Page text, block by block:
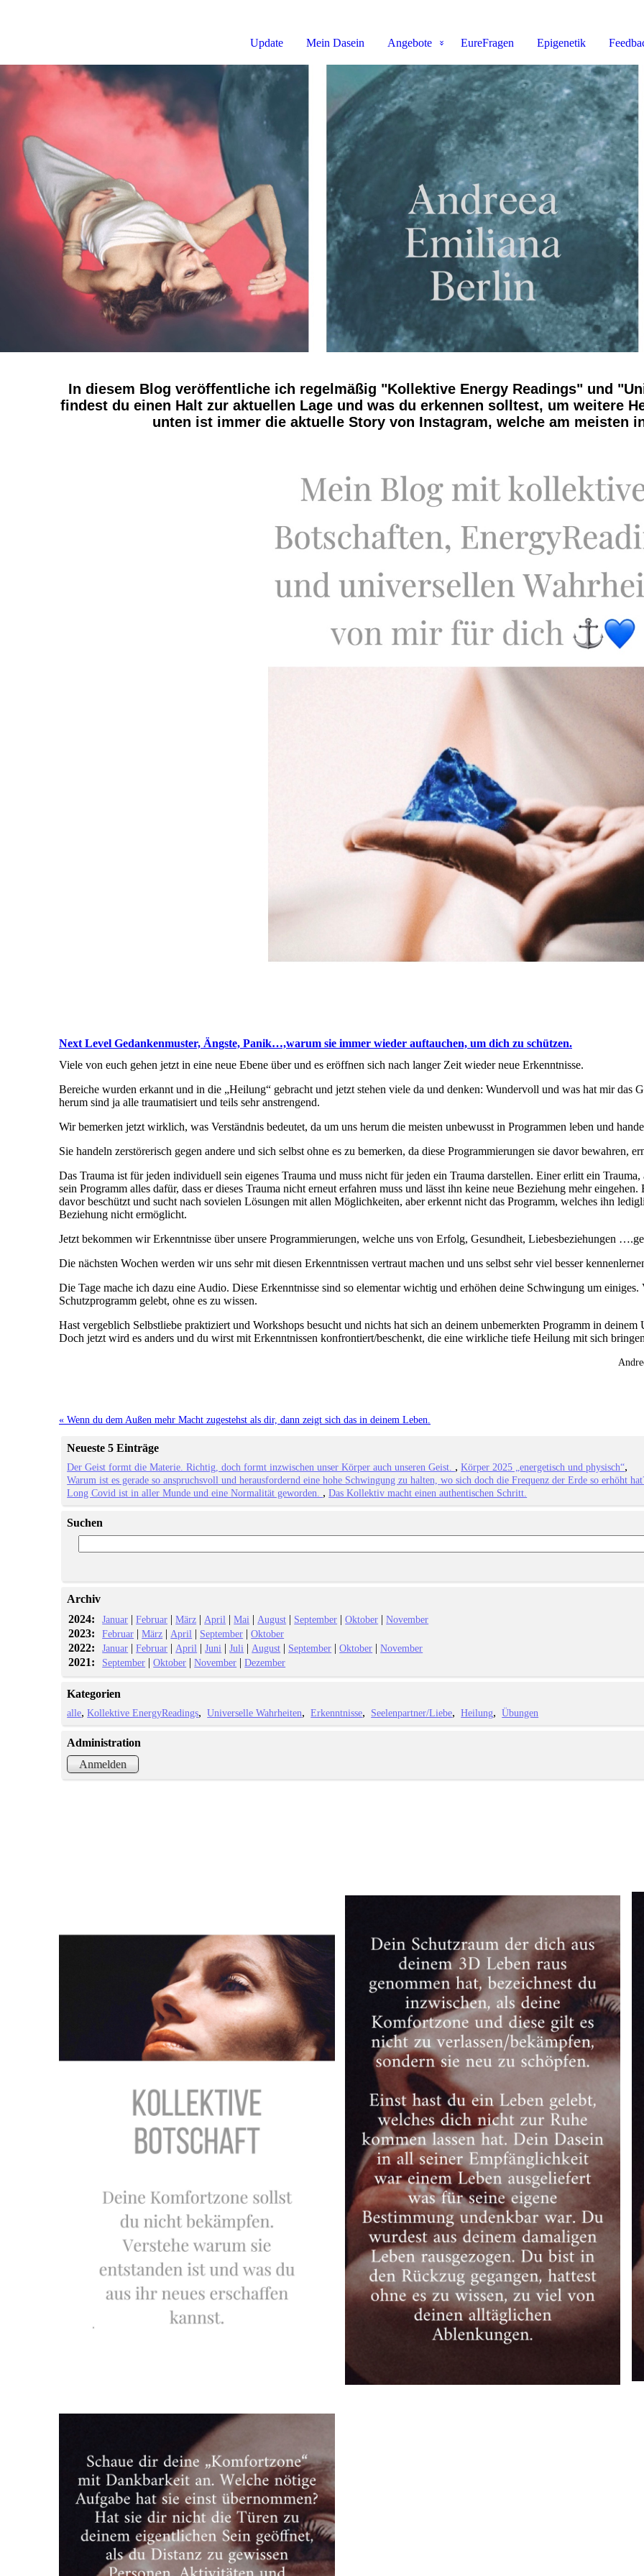
Update Mein Dasein Angebote EureFragen Epigenetik
In diesem Blog veröffentliche ich regelmäßig "Kollektive Energy Readings" und
findest du einen Halt zur aktuellen Lage und was du erkennen solltest, um weitere
unten ist immer die aktuelle Story von Instagram, welche am meisten
Next Level Gedankenmuster, Ängste, Panik…,warum sie immer wieder auftauchen, um dich zu schützen.
Viele von euch gehen jetzt in eine neue Ebene über und es eröffnen sich nach langer Zeit wieder neue Erkenntnisse.
Bereiche wurden erkannt und in die „Heilung“ gebracht und jetzt stehen viele da und denken: Wundervoll und was hat mir das
herum sind ja alle traumatisiert und teils sehr anstrengend.
Wir bemerken jetzt wirklich, was Verständnis bedeutet, da um uns herum die meisten unbewusst in Programmen leben und
Sie handeln zerstörerisch gegen andere und sich selbst ohne es zu bemerken, da diese Programmierungen sie davor bewahren,
Das Trauma ist für jeden individuell sein eigenes Trauma und muss nicht für jeden ein Trauma darstellen. Einer erlitt ein
sein Programm alles dafür, dass er dieses Trauma nicht erneut erfahren muss und lässt ihn keine neue Beziehung mehr
davor beschützt und sucht nach sovielen Lösungen mit allen Möglichkeiten, aber erkennt nicht das Programm, welches ihn
Beziehung nicht ermöglicht.
Jetzt bekommen wir Erkenntnisse über unsere Programmierungen, welche uns von Erfolg, Gesundheit, Liebesbeziehungen
Die nächsten Wochen werden wir uns sehr mit diesen Erkenntnissen vertraut machen und uns selbst sehr viel besser
Die Tage mache ich dazu eine Audio. Diese Erkenntnisse sind so elementar wichtig und erhöhen deine Schwingung um
Schutzprogramm gelebt, ohne es zu wissen.
Hast vergeblich Selbstliebe praktiziert und Workshops besucht und nichts hat sich an deinem unbemerkten Programm in deinem
Doch jetzt wird es anders und du wirst mit Erkenntnissen konfrontiert/beschenkt, die eine wirkliche tiefe Heilung mit sich
« Wenn du dem Außen mehr Macht zugestehst als dir, dann zeigt sich das in deinem Leben.
Neueste 5 Einträge
Der Geist formt die Materie. Richtig, doch formt inzwischen unser Körper auch unseren Geist.
Körper 2025 „energetisch und physisch“
Warum ist es gerade so anspruchsvoll und herausfordernd eine hohe Schwingung zu halten, wo sich doch die Frequenz der Erde so erhöht
Long Covid ist in aller Munde und eine Normalität geworden.
Das Kollektiv macht einen authentischen Schritt.
Suchen
Archiv
2024:
Januar |Februar |März |April |Mai |August | September |Oktober |November
2023: Februar |März |April | September |Oktober
2022: Januar |Februar |April |Juni |Juli |August | September |Oktober |November
2021: September |Oktober |November |Dezember
Kategorien
alle Kollektive EnergyReadings Universelle Wahrheiten Erkenntnisse Seelenpartner/Liebe Heilung Übungen
Administration
Anmelden